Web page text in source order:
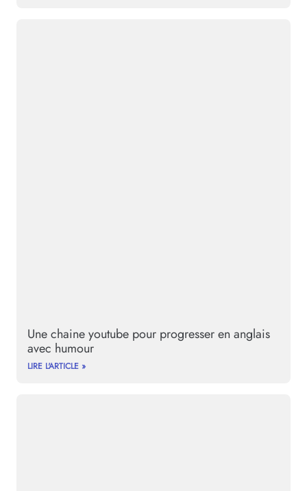
Une chaine youtube pour progresser en anglais
avec humour
LIRE L'ARTICLE »